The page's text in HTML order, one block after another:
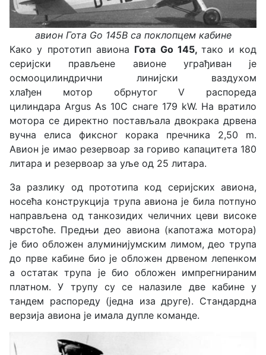
авион Гота Go 145B са поклопцем кабине
Како у прототип авиона Гота Go 145,тако и код
серијски прављене авионе уграђиван је
осмооцилиндрични линијски ваздухом
хлађен мотор обрнутог V распореда
цилиндара Argus As 10C снаге 179 kW. На вратило
мотора се директно постављала двокрака дрвена
вучна елиса фиксног корака пречника 2,50 m.
Авион је имао резервоар за гориво капацитета 180
литара и резервоар за уље од 25 литара.
За разлику од прототипа код серијских авиона,
носећа конструкција трупа авиона је била потпуно
направљена од танкозидих челичних цеви високе
чврстоће. Предњи део авиона (капотажа мотора)
је био обложен алуминијумским лимом, део трупа
до прве кабине био је обложен дрвеном лепенком
а остатак трупа је био обложен импрегнираним
платном. У трупу су се налазиле две кабине у
тандем распореду (једна иза друге). Стандардна
верзија авиона је имала дупле команде.